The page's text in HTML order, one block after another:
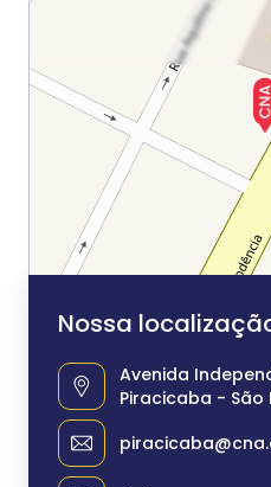
Nossa
Avenida
Piracicaba - São